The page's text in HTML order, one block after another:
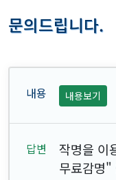
문의드립니다.
내용보기
작명을 이
무료감명"